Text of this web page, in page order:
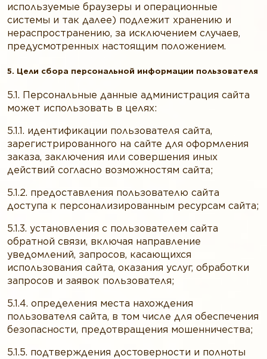
используемые браузеры и операционные
системы и так далее) подлежит хранению и
нераспространению, за исключением случаев,
предусмотренных настоящим положением.
5. Цели сбора персональной информации пользователя
5.1. Персональные данные администрация сайта
может использовать в целях:
5.1.1. идентификации пользователя сайта,
зарегистрированного на сайте для оформления
заказа, заключения или совершения иных
действий согласно возможностям сайта;
5.1.2. предоставления пользователю сайта
доступа к персонализированным ресурсам сайта;
5.1.3. установления с пользователем сайта
обратной связи, включая направление
уведомлений, запросов, касающихся
использования сайта, оказания услуг, обработки
запросов и заявок пользователя;
5.1.4. определения места нахождения
пользователя сайта, в том числе для обеспечения
безопасности, предотвращения мошенничества;
5.1.5. подтверждения достоверности и полноты